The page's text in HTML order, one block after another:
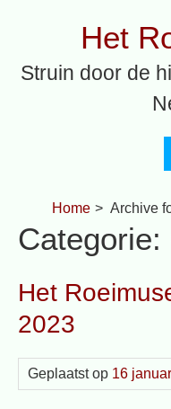
Het
Struin door de
Home > Archive
Categorie:
Het
2023
Geplaatst op 16